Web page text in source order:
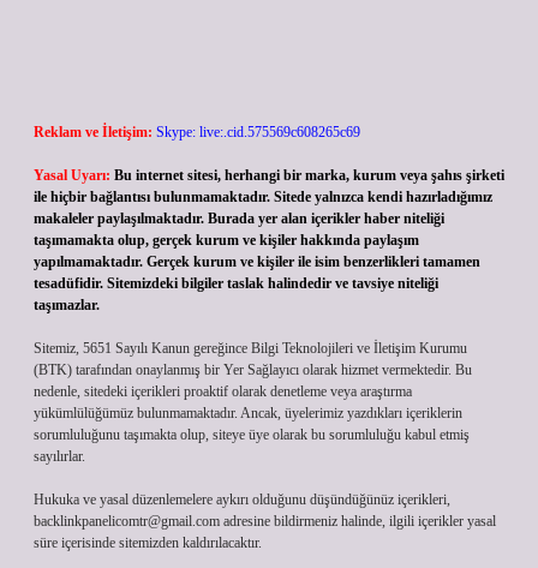
Reklam ve İletişim: Skype: live:.cid.575569c608265c69
Yasal Uyarı: Bu internet sitesi, herhangi bir marka, kurum veya şahıs şirketi
ile hiçbir bağlantısı bulunmamaktadır. Sitede yalnızca kendi hazırladığımız
makaleler paylaşılmaktadır. Burada yer alan içerikler haber niteliği
taşımamakta olup, gerçek kurum ve kişiler hakkında paylaşım
yapılmamaktadır. Gerçek kurum ve kişiler ile isim benzerlikleri tamamen
tesadüfidir. Sitemizdeki bilgiler taslak halindedir ve tavsiye niteliği
taşımazlar.
Sitemiz, 5651 Sayılı Kanun gereğince Bilgi Teknolojileri ve İletişim Kurumu
(BTK) tarafından onaylanmış bir Yer Sağlayıcı olarak hizmet vermektedir. Bu
nedenle, sitedeki içerikleri proaktif olarak denetleme veya araştırma
yükümlülüğümüz bulunmamaktadır. Ancak, üyelerimiz yazdıkları içeriklerin
sorumluluğunu taşımakta olup, siteye üye olarak bu sorumluluğu kabul etmiş
sayılırlar.
Hukuka ve yasal düzenlemelere aykırı olduğunu düşündüğünüz içerikleri,
backlinkpanelicomtr@gmail.com adresine bildirmeniz halinde, ilgili içerikler yasal
süre içerisinde sitemizden kaldırılacaktır.